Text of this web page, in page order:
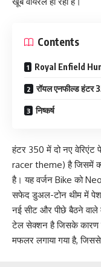
Contents
Royal Enfield
रॉयल एनफील्ड हंटर
निष्कर्ष
हंटर 350 में दो नए
racer theme) है जिसमें
है। यह वर्जन Bike को
सफेद डुअल-टोन थीम में पेश
नई सीट और पीछे बैठने वाले
टेल सेक्शन है जिसके कारण
मफलर लगाया गया है,